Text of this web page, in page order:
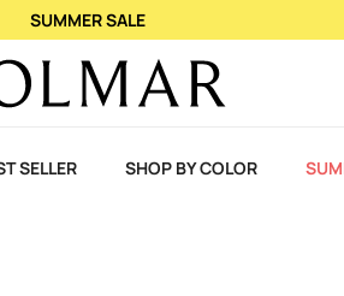
SUMMER SALE
SELLER SHOP BY COLOR